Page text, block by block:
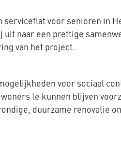
serviceflat voor senioren in
uit naar een prettige
van het project.
voor sociaal
te kunnen blijven
duurzame renovatie